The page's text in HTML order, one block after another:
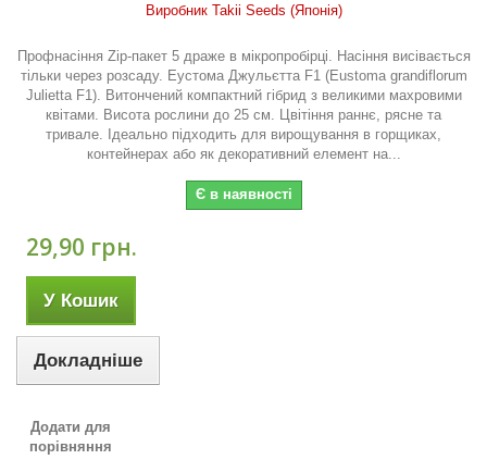
Виробник Takii Seeds (Японія)
Профнасіння Zip-пакет 5 драже в мікропробірці. Насіння висівається
тільки через розсаду. Еустома Джульєтта F1 (Eustoma grandiflorum
Julietta F1). Витончений компактний гібрид з великими махровими
квітами. Висота рослини до 25 см. Цвітіння раннє, рясне та
тривале. Ідеально підходить для вирощування в горщиках,
контейнерах або як декоративний елемент на...
Є в наявності
29,90 грн.
У Кошик
Докладніше
Додати для
порівняння